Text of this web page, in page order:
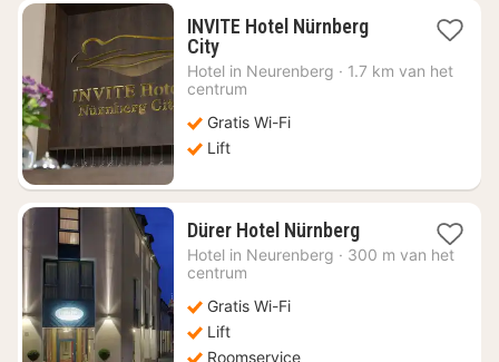
INVITE Hotel Nürnberg
City1
nacht
vanaf
53,08
Hotel in Neurenberg · 1.7 km van het
centrum
Gratis Wi-Fi
Lift
Dürer Hotel Nürnberg1
nacht
Hotel in Neurenberg · 300 m van het
centrum
Gratis Wi-Fi
Lift
Roomservice